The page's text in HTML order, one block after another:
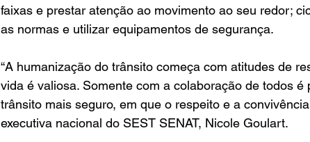
faixas e prestar atenção ao movimento ao seu redor;
as normas e utilizar equipamentos de segurança.
“A humanização do trânsito começa com atitudes de
vida é valiosa. Somente com a colaboração de todos
trânsito mais seguro, em que o respeito e a
executiva nacional do SEST SENAT, Nicole Goulart.